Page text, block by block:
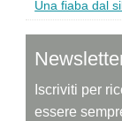
Una fiaba dal
Iscriviti per
essere